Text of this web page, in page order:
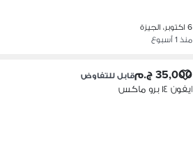
6 اكتوبر، الجيزة
منذ 1 أسبوع
35,000 ج.م قابل للتفاوض
ايفون ١٤ برو ماكس